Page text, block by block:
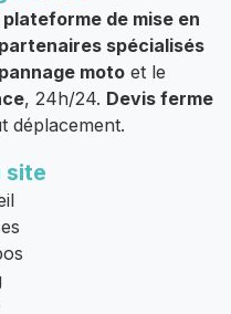
plateforme de mise en
partenaires spécialisés
moto et le
, 24h/24. Devis ferme
déplacement.
site